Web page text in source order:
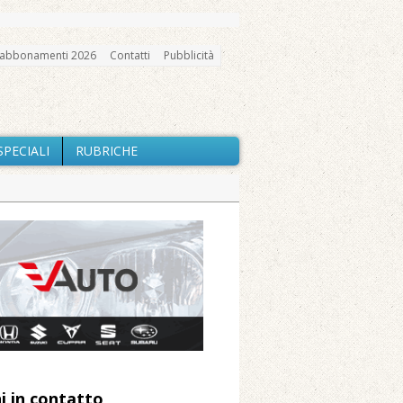
2026 Contatti Pubblicità
RUBRICHE
«Misura precauzionale e
della Pro Loco
estrema e gli incendi